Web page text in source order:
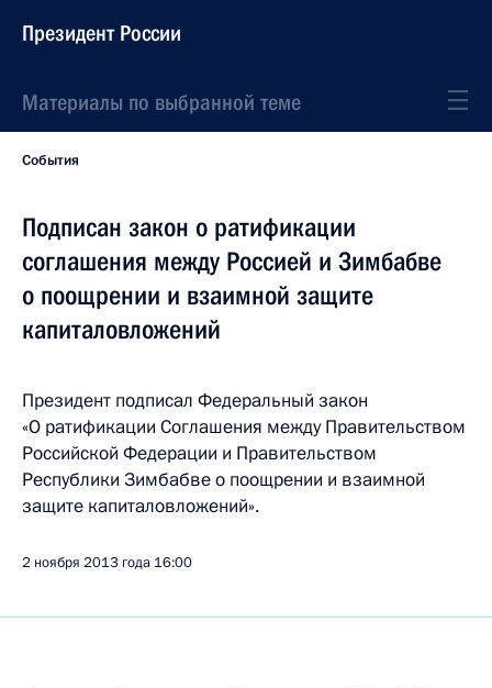
Президент России
Материалы по выбранной теме
События
Подписан закон о ратификации
соглашения между Россией и Зимбабве
о поощрении и взаимной защите
капиталовложений
Президент подписал Федеральный закон
«О ратификации Соглашения между Правительством
Российской Федерации и Правительством
Республики Зимбабве о поощрении и взаимной
защите капиталовложений».
2 ноября 2013 года 16:00